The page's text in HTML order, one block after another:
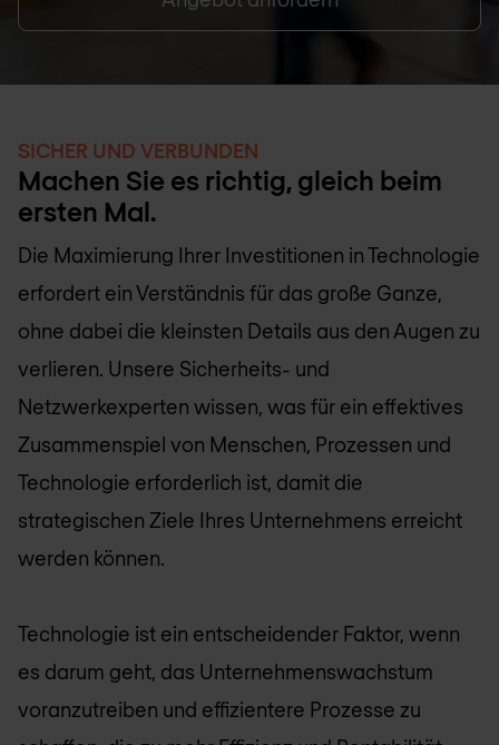
SICHER UND VERBUNDEN
Machen Sie es richtig, gleich beim
ersten Mal.
Die Maximierung Ihrer Investitionen in Technologie
erfordert ein Verständnis für das große Ganze,
ohne dabei die kleinsten Details aus den Augen zu
verlieren. Unsere Sicherheits- und
Netzwerkexperten wissen, was für ein effektives
Zusammenspiel von Menschen, Prozessen und
Technologie erforderlich ist, damit die
strategischen Ziele Ihres Unternehmens erreicht
werden können.
Technologie ist ein entscheidender Faktor, wenn
es darum geht, das Unternehmenswachstum
voranzutreiben und effizientere Prozesse zu